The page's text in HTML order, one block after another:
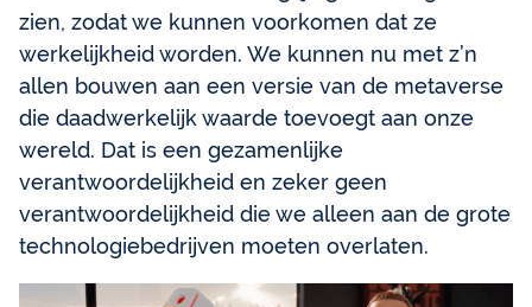
zien, zodat we kunnen voorkomen dat ze
werkelijkheid worden. We kunnen nu met z’n
allen bouwen aan een versie van de metaverse
die daadwerkelijk waarde toevoegt aan onze
wereld. Dat is een gezamenlijke
verantwoordelijkheid en zeker geen
verantwoordelijkheid die we alleen aan de grote
technologiebedrijven moeten overlaten.